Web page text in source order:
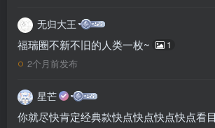
无归大王
福瑞圈不新不旧的人类一枚~ 1
2个月前发布
星芒
你就尽快肯定经典款快点快点快点快点看